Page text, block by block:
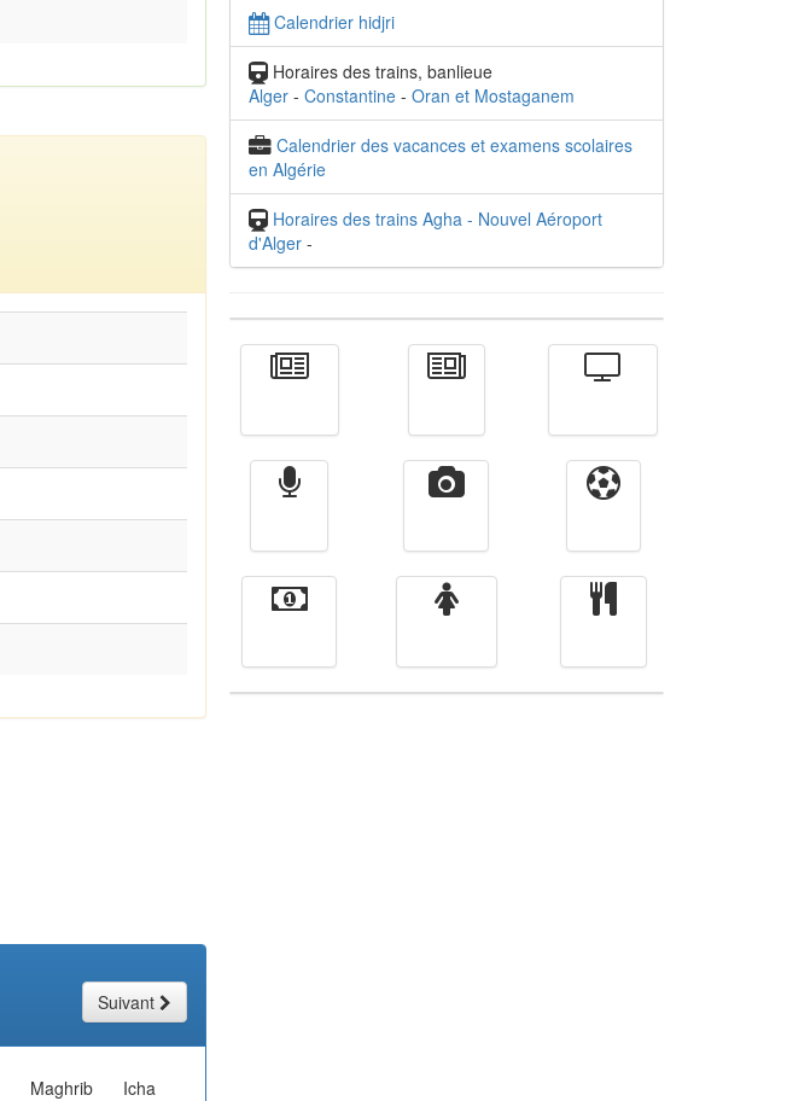
Suivant
Maghrib
Icha
Calendrier hidjri
Horaires des trains, banlieue
Alger - Constantine - Oran et Mostaganem
Calendrier des vacances et examens scolaires
en Algérie
Horaires des trains Agha - Nouvel Aéroport
d'Alger -